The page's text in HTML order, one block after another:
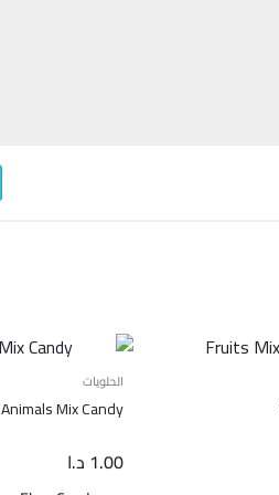
الحلويات
Animals Mix Candy
1.00 د.ا